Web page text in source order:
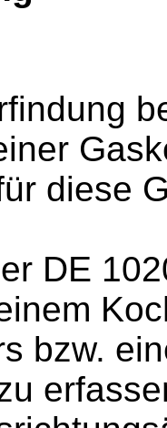
diese
DE
bzw.